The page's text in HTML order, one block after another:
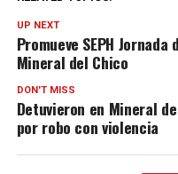
UP NEXT
Promueve SEPH
Mineral del Chico
DON'T MISS
Detuvieron en Mineral
por robo con violencia